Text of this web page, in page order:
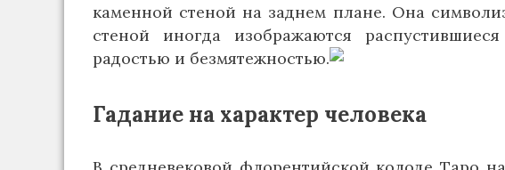
каменной стеной на заднем плане. Она
стеной иногда изображаются
радостью и безмятежностью.
Гадание на характер человека